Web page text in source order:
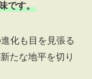
です。
化も目を見張る
たな地平を切り